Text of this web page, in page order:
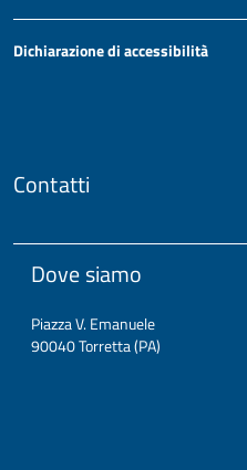
Dichiarazione di accessibilità
Contatti
Dove siamo
Piazza V. Emanuele
90040 Torretta (PA)